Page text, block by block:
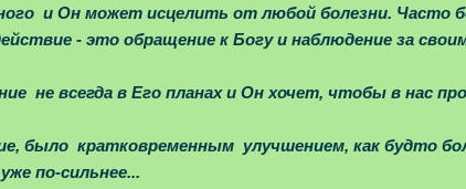
и Он может исцелить от любой болезни. Часто
- это обращение к Богу и наблюдение за
не всегда в Его планах и Он хочет, чтобы в нас
было кратковременным улучшением, как будто
по-сильнее...